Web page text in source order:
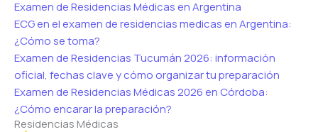
Examen de Residencias Médicas en Argentina
ECG en el examen de residencias medicas en Argentina:
¿Cómo se toma?
Examen de Residencias Tucumán 2026: información
oficial, fechas clave y cómo organizar tu preparación
Examen de Residencias Médicas 2026 en Córdoba:
¿Cómo encarar la preparación?
Residencias Médicas